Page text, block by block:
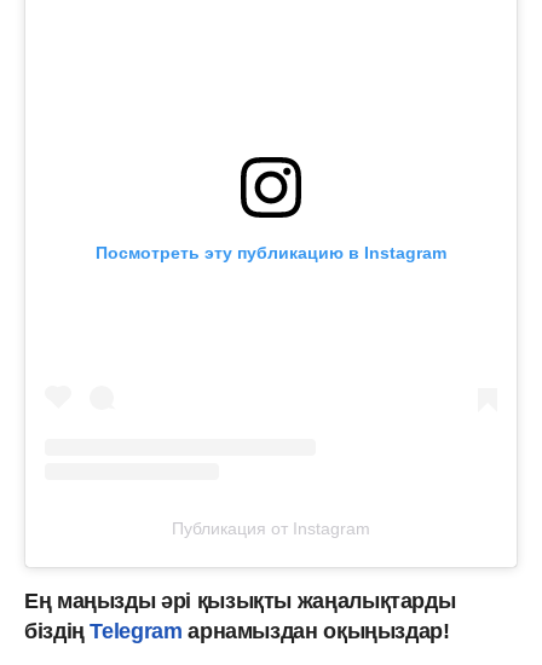
Посмотреть эту публикацию в Instagram
Публикация от Instagram
Ең маңызды әрі қызықты жаңалықтарды
біздіңTelegramарнамыздан оқыңыздар!